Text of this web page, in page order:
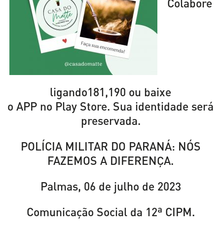
Colabore
ligando181,190 ou baixe
o APP no Play Store. Sua identidade será
preservada.
POLÍCIA MILITAR DO PARANÁ: NÓS
FAZEMOS A DIFERENÇA.
Palmas, 06 de julho de 2023
Comunicação Social da 12ª CIPM.